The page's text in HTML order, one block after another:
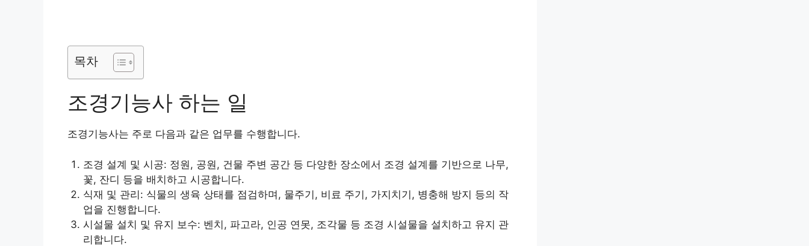
목차
조경기능사 하는 일
조경기능사는 주로 다음과 같은 업무를 수행합니다.
조경 설계 및 시공: 정원, 공원, 건물 주변 공간 등 다양한 장소에서 조경 설계를 기반으로 나무,
꽃, 잔디 등을 배치하고 시공합니다.
식재 및 관리: 식물의 생육 상태를 점검하며, 물주기, 비료 주기, 가지치기, 병충해 방지 등의 작
업을 진행합니다.
시설물 설치 및 유지 보수: 벤치, 파고라, 인공 연못, 조각물 등 조경 시설물을 설치하고 유지 관
리합니다.